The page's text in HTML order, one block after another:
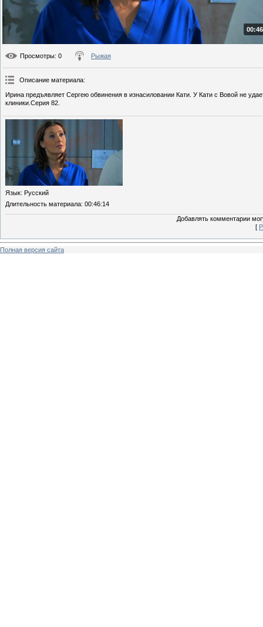
Просмотры: 0 Рыжая
Описание материала:
Ирина предъявляет Сергею обвинения в изнасиловании Кати. У Кати с Вовой не
клиники.Серия 82.
Язык: Русский
Длительность материала: 00:46:14
Добавлять комментарии
[
Полная версия сайта